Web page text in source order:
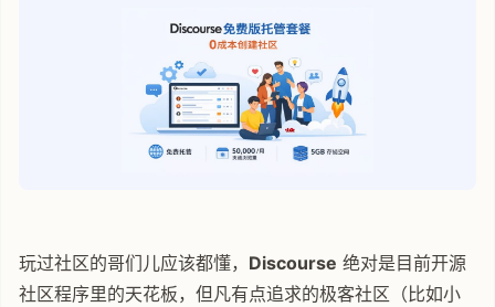
玩过社区的哥们儿应该都懂， Discourse 绝对是目前开源
社区程序里的天花板，但凡有点追求的极客社区（比如小